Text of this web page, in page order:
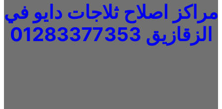
مراكز اصلاح ثلاجات دايو في
الزقازيق 01283377353